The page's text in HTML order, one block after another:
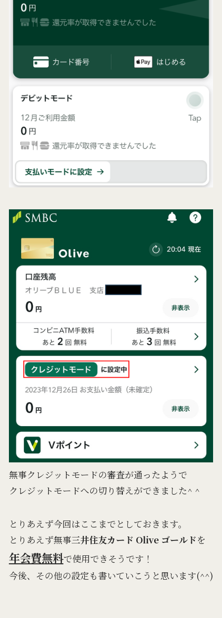
無事クレジットモードの審査が通ったようで
クレジットモードへの切り替えができました^ ^
とりあえず今回はここまでとしておきます。
とりあえず無事三井住友カード Olive ゴールドを
年会費無料で使用できそうです！
今後、その他の設定も書いていこうと思います(^^)